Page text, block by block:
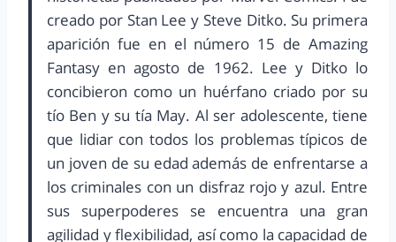
creado por Stan Lee y Steve Ditko. Su primera
aparición fue en el número 15 de Amazing
Fantasy en agosto de 1962. Lee y Ditko lo
concibieron como un huérfano criado por su
tío Ben y su tía May. Al ser adolescente, tiene
que lidiar con todos los problemas típicos de
un joven de su edad además de enfrentarse a
los criminales con un disfraz rojo y azul. Entre
sus superpoderes se encuentra una gran
agilidad y flexibilidad, así como la capacidad de